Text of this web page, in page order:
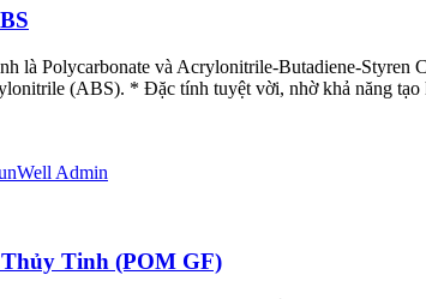
là Polycarbonate và Acrylonitrile-Butadiene-Styren
(ABS). * Đặc tính tuyệt vời, nhờ khả năng
Admin
Tinh (POM GF)